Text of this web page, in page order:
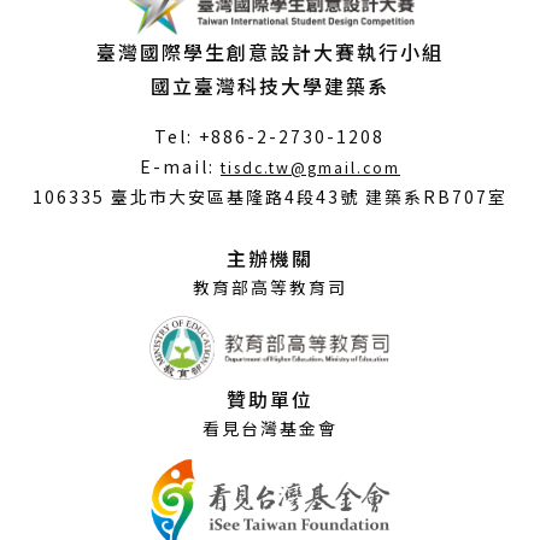
臺灣國際學生創意設計大賽執行小組
國立臺灣科技大學建築系
Tel: +886-2-2730-1208
E-mail:tisdc.tw@gmail.com
開
106335 臺北市大安區基隆路4段43號 建築系RB707室
主辦機關
教育部高等教育司
贊助單位
看見台灣基金會